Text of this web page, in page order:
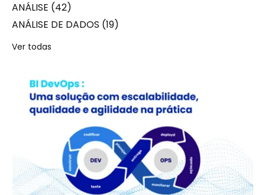
ANÁLISE (42)
ANÁLISE DE DADOS (19)
Ver todas